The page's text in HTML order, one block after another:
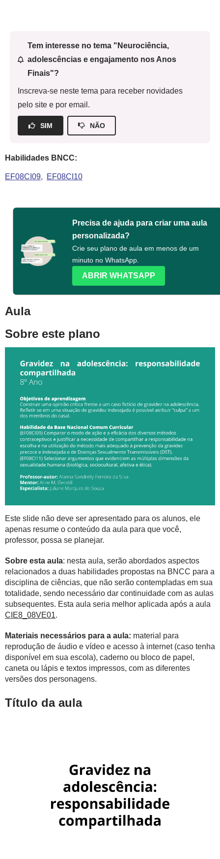
Tem interesse no tema "Neurociência,
adolescências e engajamento nos Anos
Finais"?
Inscreva-se neste tema para receber novidades
pelo site e por email.
SIM NÃO
Habilidades BNCC:
EF08CI09 EF08CI10
Precisa de ajuda para criar uma aula
personalizada?
Crie seu plano de aula em menos de um
minuto no WhatsApp.
ABRIR WHATSAPP
Aula
Sobre este plano
Este slide não deve ser apresentado para os alunos, ele
apenas resume o conteúdo da aula para que você,
professor, possa se planejar.
Sobre esta aula: nesta aula, serão abordados aspectos
relacionados a duas habilidades propostas na BNCC para a
disciplina de ciências, que não serão contempladas em sua
totalidade, sendo necessário dar continuidade com as aulas
subsequentes. Esta aula seria melhor aplicada após a aula
CIE8_08VE01.
Materiais necessários para a aula: material para
reprodução de áudio e vídeo e acesso à internet (caso tenha
disponível em sua escola), caderno ou bloco de papel,
caneta ou lápis e textos impressos, com as diferentes
versões dos personagens.
Título da aula